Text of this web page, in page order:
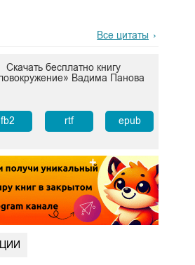
Все цитаты
Скачать бесплатно книгу
Вадима Панова
fb2 rtf epub